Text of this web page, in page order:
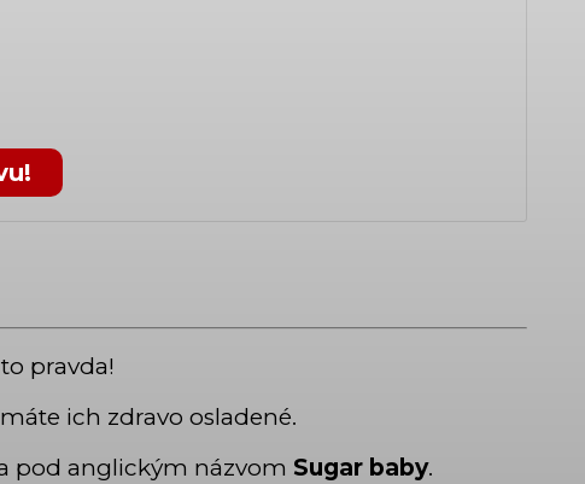
pravda!
ich zdravo osladené.
pod anglickým názvom Sugar baby.